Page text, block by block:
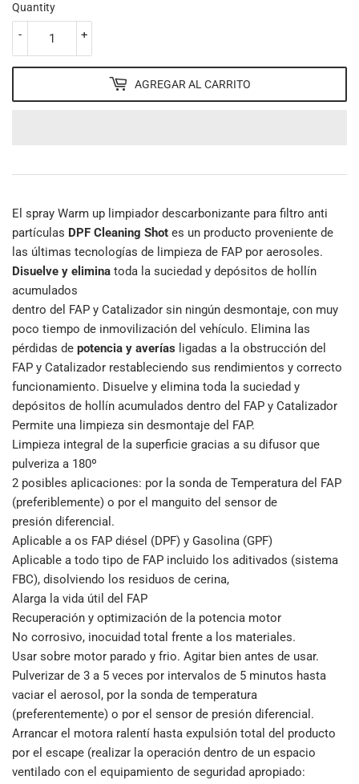
Quantity
+
-
AGREGAR AL CARRITO
El spray Warm up limpiador descarbonizante para filtro anti
partículas DPF Cleaning Shot es un producto proveniente de
las últimas tecnologías de limpieza de FAP por aerosoles.
Disuelve y elimina toda la suciedad y depósitos de hollín
acumulados
dentro del FAP y Catalizador sin ningún desmontaje, con muy
poco tiempo de inmovilización del vehículo. Elimina las
pérdidas de potencia y averías ligadas a la obstrucción del
FAP y Catalizador restableciendo sus rendimientos y correcto
funcionamiento. Disuelve y elimina toda la suciedad y
depósitos de hollín acumulados dentro del FAP y Catalizador
Permite una limpieza sin desmontaje del FAP.
Limpieza integral de la superficie gracias a su difusor que
pulveriza a 180º
2 posibles aplicaciones: por la sonda de Temperatura del FAP
(preferiblemente) o por el manguito del sensor de
presión diferencial.
Aplicable a os FAP diésel (DPF) y Gasolina (GPF)
Aplicable a todo tipo de FAP incluido los aditivados (sistema
FBC), disolviendo los residuos de cerina,
Alarga la vida útil del FAP
Recuperación y optimización de la potencia motor
No corrosivo, inocuidad total frente a los materiales.
Usar sobre motor parado y frio. Agitar bien antes de usar.
Pulverizar de 3 a 5 veces por intervalos de 5 minutos hasta
vaciar el aerosol, por la sonda de temperatura
(preferentemente) o por el sensor de presión diferencial.
Arrancar el motora ralentí hasta expulsión total del producto
por el escape (realizar la operación dentro de un espacio
ventilado con el equipamiento de seguridad apropiado: